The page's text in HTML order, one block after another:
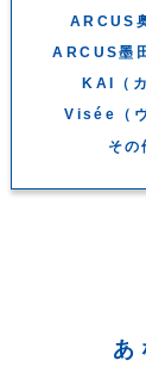
ARCUS
ARCUS墨
KAI（
Visée（ヴ
その
あ